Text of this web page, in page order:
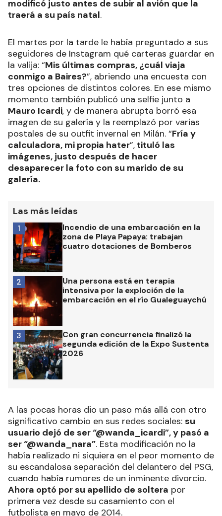
modificó justo antes de subir al avión que la
traerá a su país natal.
El martes por la tarde le había preguntado a sus
seguidores de Instagram qué carteras guardar en
la valija: “Mis últimas compras, ¿cuál viaja
conmigo a Baires?”, abriendo una encuesta con
tres opciones de distintos colores. En ese mismo
momento también publicó una selfie junto a
Mauro Icardi, y de manera abrupta borró esa
imagen de su galería y la reemplazó por varias
postales de su outfit invernal en Milán. “Fría y
calculadora, mi propia hater”, tituló las
imágenes, justo después de hacer
desaparecer la foto con su marido de su
galería.
Las más leídas
Incendio de una embarcación en la
zona de Playa Papaya: trabajan
cuatro dotaciones de Bomberos
1
Una persona está en terapia
intensiva por la exploción de la
embarcación en el río Gualeguaychú
2
Con gran concurrencia finalizó la
segunda edición de la Expo Sustenta
2026
3
A las pocas horas dio un paso más allá con otro
significativo cambio en sus redes sociales: su
usuario dejó de ser “@wanda_icardi”, y pasó a
ser “@wanda_nara”. Esta modificación no la
había realizado ni siquiera en el peor momento de
su escandalosa separación del delantero del PSG,
cuando había rumores de un inminente divorcio.
Ahora optó por su apellido de soltera por
primera vez desde su casamiento con el
futbolista en mayo de 2014.